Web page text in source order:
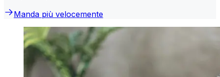
Manda più velocemente